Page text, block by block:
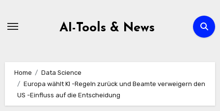
AI-Tools & News
Home
Data Science
Europa wählt KI -Regeln zurück und Beamte verweigern den
US -Einfluss auf die Entscheidung